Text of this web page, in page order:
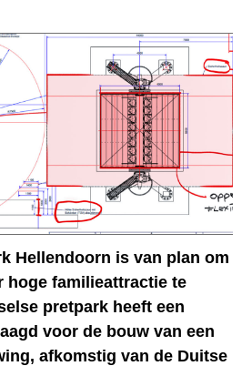
Hellendoorn is van plan om
hoge familieattractie te
pretpark heeft een
voor de bouw van een
afkomstig van de Duitse